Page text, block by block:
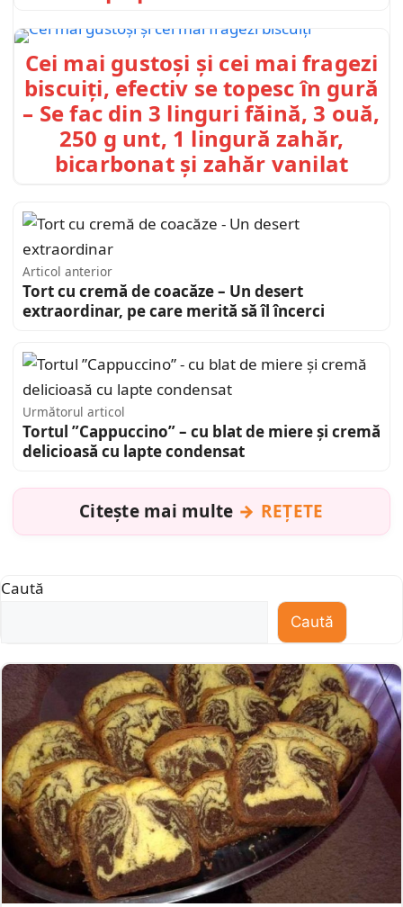
Cei mai gustoși și cei mai fragezi
biscuiți, efectiv se topesc în gură
– Se fac din 3 linguri făină, 3 ouă,
250 g unt, 1 lingură zahăr,
bicarbonat și zahăr vanilat
Articol anterior
Tort cu cremă de coacăze – Un desert
extraordinar, pe care merită să îl încerci
Următorul articol
Tortul ”Cappuccino” – cu blat de miere și cremă
delicioasă cu lapte condensat
Citește mai multe REȚETE
Caută
Caută